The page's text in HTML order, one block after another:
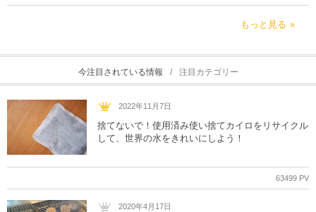
もっと見る
今注目されている情報 注目カテゴリー
2022年11月7日
捨てないで！使用済み使い捨てカイロをリサイクル
して、世界の水をきれいにしよう！
63499 PV
2020年4月17日